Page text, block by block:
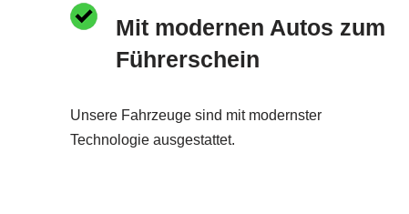
Mit modernen Autos zum
Führerschein
Unsere Fahrzeuge sind mit modernster
Technologie ausgestattet.